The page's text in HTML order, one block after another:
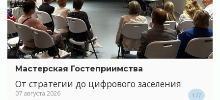
Мастерская Гостеприимства
От стратегии до цифрового заселения
07 августа 2026 177